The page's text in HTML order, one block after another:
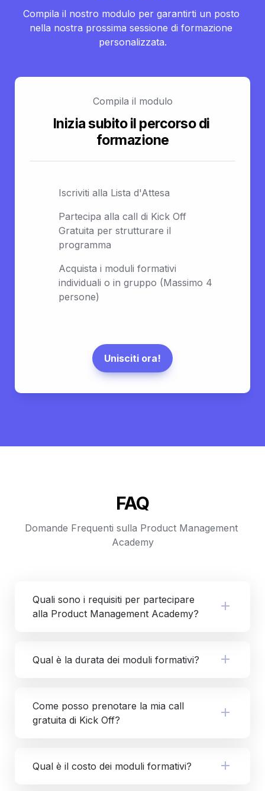
Compila il nostro modulo per garantirti un posto
nella nostra prossima sessione di formazione
personalizzata.
Compila il modulo
Inizia subito il percorso di
formazione
Iscriviti alla Lista d'Attesa
Partecipa alla call di Kick Off
Gratuita per strutturare il
programma
Acquista i moduli formativi
individuali o in gruppo (Massimo 4
persone)
Unisciti ora!
FAQ
Domande Frequenti sulla Product Management
Academy
Quali sono i requisiti per partecipare
alla Product Management Academy?
Qual è la durata dei moduli formativi?
Come posso prenotare la mia call
gratuita di Kick Off?
Qual è il costo dei moduli formativi?